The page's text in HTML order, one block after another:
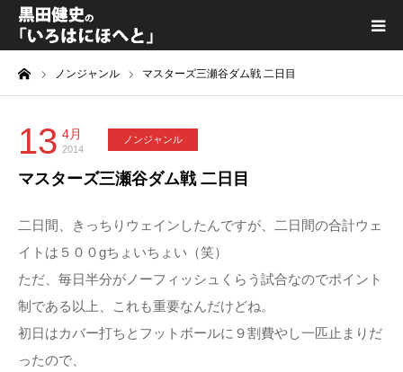
ノンジャンル マスターズ三瀬谷ダム戦 二日目
13 4月
2014
ノンジャンル
マスターズ三瀬谷ダム戦 二日目
二日間、きっちりウェインしたんですが、二日間の合計ウェ
イトは５００gちょいちょい（笑）
ただ、毎日半分がノーフィッシュくらう試合なのでポイント
制である以上、これも重要なんだけどね。
初日はカバー打ちとフットボールに９割費やし一匹止まりだ
ったので、
黒田健史プロフィール
カテゴリ一覧
喫茶KURODA
YouTube｜Kuro channel
メディア出演
プライバシーポリシー